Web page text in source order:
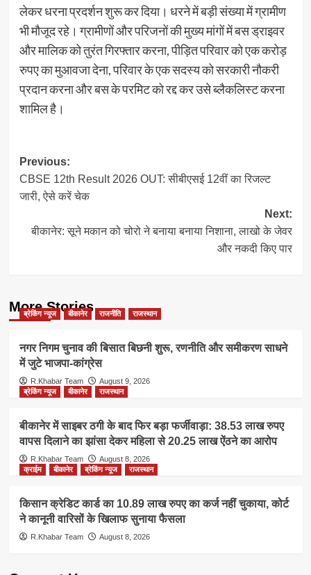
लेकर धरना प्रदर्शन शुरू कर दिया। धरने में बड़ी संख्या में ग्रामीण
भी मौजूद रहे। ग्रामीणों और परिजनों की मुख्य मांगों में बस ड्राइवर
और मालिक को तुरंत गिरफ्तार करना, पीड़ित परिवार को एक करोड़
रुपए का मुआवजा देना, परिवार के एक सदस्य को सरकारी नौकरी
प्रदान करना और बस के परमिट को रद्द कर उसे ब्लैकलिस्ट करना
शामिल है।
Post
navigation
Previous:
CBSE 12th Result 2026 OUT: सीबीएसई 12वीं का रिजल्ट
जारी, ऐसे करें चेक
Next:
बीकानेर: सूने मकान को चोरो ने बनाया बनाया निशाना, लाखो के जेवर
और नकदी किए पार
More Stories
ब्रेकिंग न्यूज बीकानेर राजनीति राजस्थान
नगर निगम चुनाव की बिसात बिछनी शुरू, रणनीति और समीकरण साधने
में जुटे भाजपा-कांग्रेस
R.Khabar Team
August 9, 2026
ब्रेकिंग न्यूज
बीकानेर राजस्थान
बीकानेर में साइबर ठगी के बाद फिर बड़ा फर्जीवाड़ा: 38.53 लाख रुपए
वापस दिलाने का झांसा देकर महिला से 20.25 लाख ऐंठने का आरोप
R.Khabar Team
August 8, 2026
क्राईम
बीकानेर ब्रेकिंग न्यूज राजस्थान
किसान क्रेडिट कार्ड का 10.89 लाख रुपए का कर्ज नहीं चुकाया, कोर्ट
ने कानूनी वारिसों के खिलाफ सुनाया फैसला
R.Khabar Team August 8, 2026